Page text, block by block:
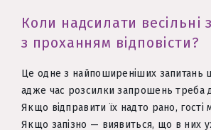
Коли надсилати весільні
з проханням відповісти?
Це одне з найпоширеніших запитань
адже час розсилки запрошень треба
Якщо відправити їх надто рано, гості
Якщо запізно — виявиться, що в них